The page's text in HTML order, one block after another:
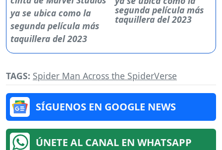
segunda película más
taquillera del 2023
TAGS: Spider Man Across the SpiderVerse
SÍGUENOS EN GOOGLE NEWS
ÚNETE AL CANAL EN WHATSAPP